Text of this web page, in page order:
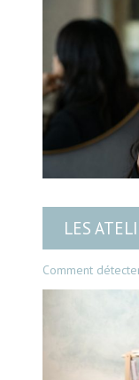
LES
Comment